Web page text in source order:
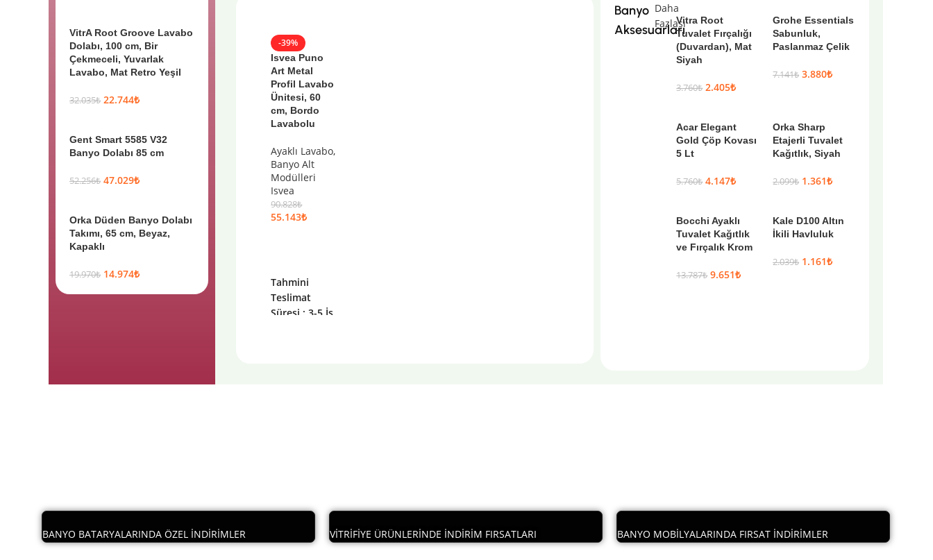
VitrA Root Groove Lavabo
Dolabı, 100 cm, Bir
Çekmeceli, Yuvarlak
Lavabo, Mat Retro Yeşil
32.035₺ 22.744₺
Gent Smart 5585 V32
Banyo Dolabı 85 cm
52.256₺ 47.029₺
Orka Düden Banyo Dolabı
Takımı, 65 cm, Beyaz,
Kapaklı
19.970₺ 14.974₺
-39%
Isvea Puno
Art Metal
Profil Lavabo
Ünitesi, 60
cm, Bordo
Lavabolu
Ayaklı Lavabo,
Banyo Alt
Modülleri
Isvea
90.828₺
55.143₺
Tahmini
Teslimat
Süresi : 3-5 İş
Banyo
Aksesuarları
Daha
FazlasıVitra Root
Tuvalet Fırçalığı
(Duvardan), Mat
Siyah
3.760₺ 2.405₺
Grohe Essentials
Sabunluk,
Paslanmaz Çelik
7.141₺ 3.880₺
Acar Elegant
Gold Çöp Kovası
5 Lt
5.760₺ 4.147₺
Orka Sharp
Etajerli Tuvalet
Kağıtlık, Siyah
2.099₺ 1.361₺
Bocchi Ayaklı
Tuvalet Kağıtlık
ve Fırçalık Krom
13.787₺ 9.651₺
Kale D100 Altın
İkili Havluluk
2.039₺ 1.161₺
BANYO BATARYALARINDA ÖZEL İNDİRİMLER VİTRİFİYE ÜRÜNLERİNDE İNDİRİM FIRSATLARI BANYO MOBİLYALARINDA FIRSAT İNDİRİMLER